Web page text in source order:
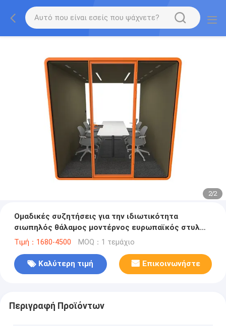
2/2
Ομαδικές συζητήσεις για την ιδιωτικότητα
σιωπηλός θάλαμος μοντέρνος ευρωπαϊκός στυλ
θάλαμοι γραφείου για τη συνάντηση
Τιμή：1680-4500 MOQ：1 τεμάχιο
Καλύτερη τιμή Επικοινωνήστε
Περιγραφή Προϊόντων